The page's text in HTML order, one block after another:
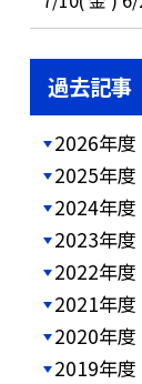
過去記事
2026年度
2025年度
2024年度
2023年度
2022年度
2021年度
2020年度
2019年度